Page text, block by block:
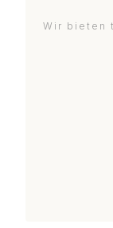
Wir bieten